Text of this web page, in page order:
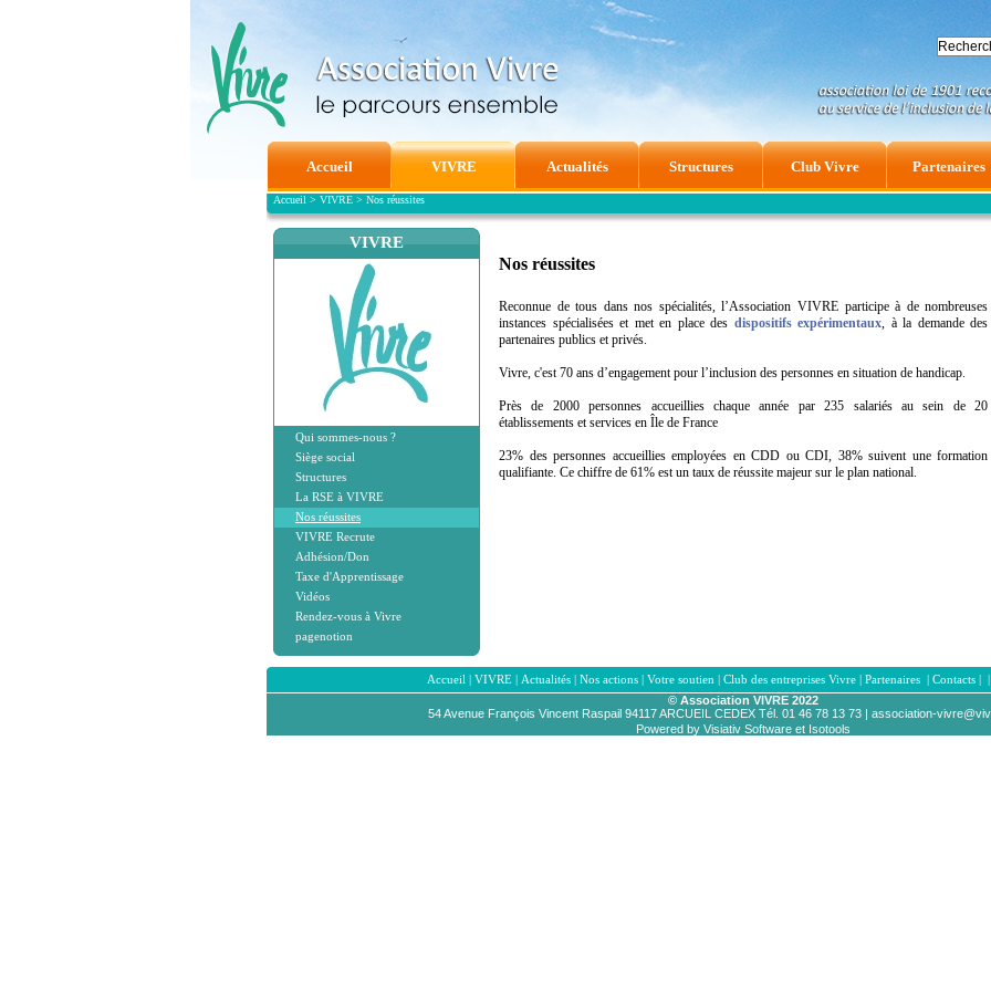
Accueil VIVRE Actualités Structures Club Vivre Partenaires
Accueil > VIVRE> Nos réussites
VIVRE
Qui sommes-nous ?
Siège social
Structures
La RSE à VIVRE
Nos réussites
VIVRE Recrute
Adhésion/Don
Taxe d'Apprentissage
Vidéos
Rendez-vous à Vivre
pagenotion
Nos réussites
Reconnue de tous dans nos spécialités, l’Association VIVRE participe à de nombreuses
instances spécialisées et met en place des dispositifs expérimentaux, à la demande des
partenaires publics et privés.
Vivre, c'est 70 ans d’engagement pour l’inclusion des personnes en situation de handicap.
Près de 2000 personnes accueillies chaque année par 235 salariés au sein de 20
établissements et services en Île de France
23% des personnes accueillies employées en CDD ou CDI, 38% suivent une formation
qualifiante. Ce chiffre de 61% est un taux de réussite majeur sur le plan national.
Accueil | VIVRE| Actualités| Nos actions| Votre soutien | Club des entreprises Vivre| Partenaires | Contacts| |
© Association VIVRE 2022
54 Avenue François Vincent Raspail 94117 ARCUEIL CEDEX Tél. 01 46 78 13 73 | association-
Powered by Visiativ Software et Isotools